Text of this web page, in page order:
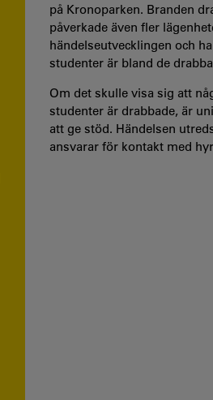
på Kronoparken. Branden
påverkade även fler
händelseutvecklingen och
studenter är bland de
Om det skulle visa sig att
studenter är drabbade, är
att ge stöd. Händelsen
ansvarar för kontakt med